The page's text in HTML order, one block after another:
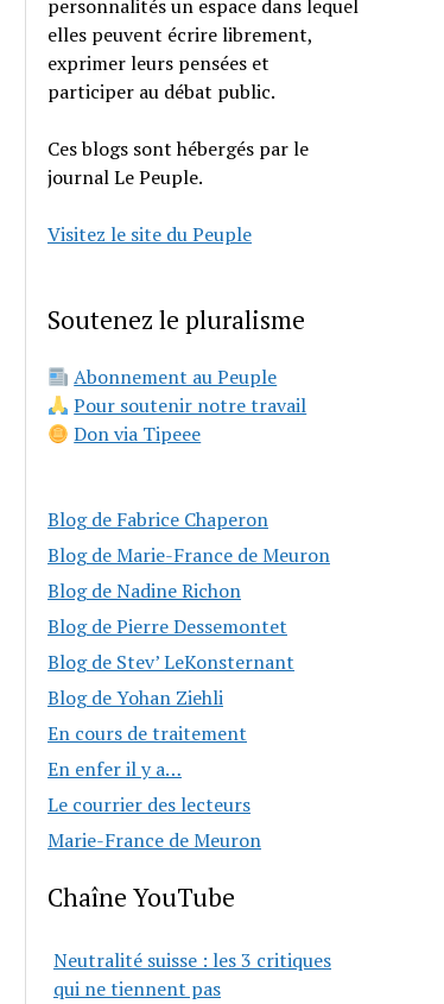
personnalités un espace dans lequel
elles peuvent écrire librement,
exprimer leurs pensées et
participer au débat public.
Ces blogs sont hébergés par le
journal Le Peuple.
Visitez le site du Peuple
Soutenez le pluralisme
Abonnement au Peuple
Pour soutenir notre travail
Don via Tipeee
Blog de Fabrice Chaperon
Blog de Marie-France de Meuron
Blog de Nadine Richon
Blog de Pierre Dessemontet
Blog de Stev’ LeKonsternant
Blog de Yohan Ziehli
En cours de traitement
En enfer il y a…
Le courrier des lecteurs
Marie-France de Meuron
Chaîne YouTube
Neutralité suisse : les 3 critiques
qui ne tiennent pas